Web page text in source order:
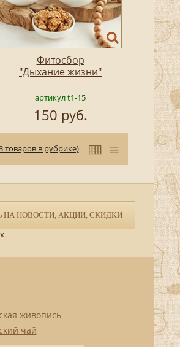
Фитосбор
"Дыхание жизни"
артикул t1-15
150 руб.
товаров в рубрике)
НА НОВОСТИ, АКЦИИ, СКИДКИ
живопись
чай